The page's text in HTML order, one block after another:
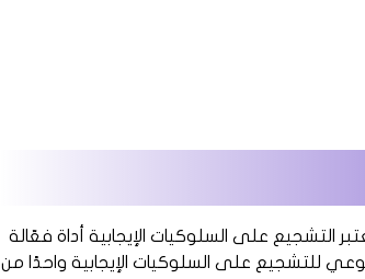
التشجيع على السلوكيات الإيجابية أداة فعّالة
للتشجيع على السلوكيات الإيجابية واحدًا من